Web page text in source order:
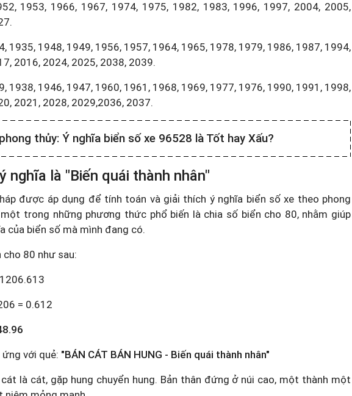
1953, 1966, 1967, 1974, 1975, 1982, 1983, 1996, 1997, 2004, 2005,
1935, 1948, 1949, 1956, 1957, 1964, 1965, 1978, 1979, 1986, 1987, 1994,
2016, 2024, 2025, 2038, 2039.
1938, 1946, 1947, 1960, 1961, 1968, 1969, 1977, 1976, 1990, 1991, 1998,
2021, 2028, 2029,2036, 2037.
thủy: Ý nghĩa biển số xe 96528 là Tốt hay Xấu?
nghĩa là "Biến quái thành nhân"
được áp dụng để tính toán và giải thích ý nghĩa biển số xe theo phong
trong những phương thức phổ biến là chia số biển cho 80, nhằm giúp
của biển số mà mình đang có.
80 như sau:
= 0.612
với quẻ: "BÁN CÁT BÁN HUNG - Biến quái thành nhân"
là cát, gặp hung chuyển hung. Bản thân đứng ở núi cao, một thành một